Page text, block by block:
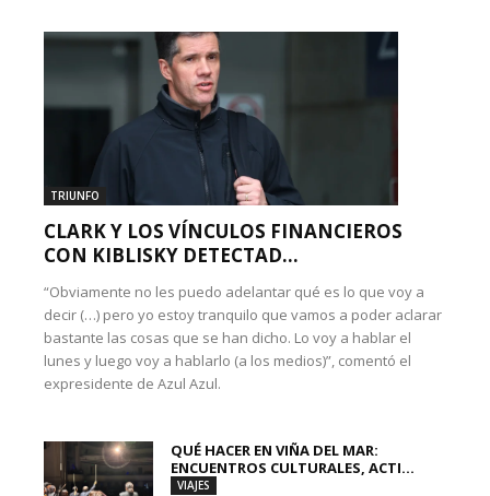
TRIUNFO
CLARK Y LOS VÍNCULOS FINANCIEROS
CON KIBLISKY DETECTAD...
“Obviamente no les puedo adelantar qué es lo que voy a
decir (…) pero yo estoy tranquilo que vamos a poder aclarar
bastante las cosas que se han dicho. Lo voy a hablar el
lunes y luego voy a hablarlo (a los medios)”, comentó el
expresidente de Azul Azul.
QUÉ HACER EN VIÑA DEL MAR:
ENCUENTROS CULTURALES, ACTI...
VIAJES